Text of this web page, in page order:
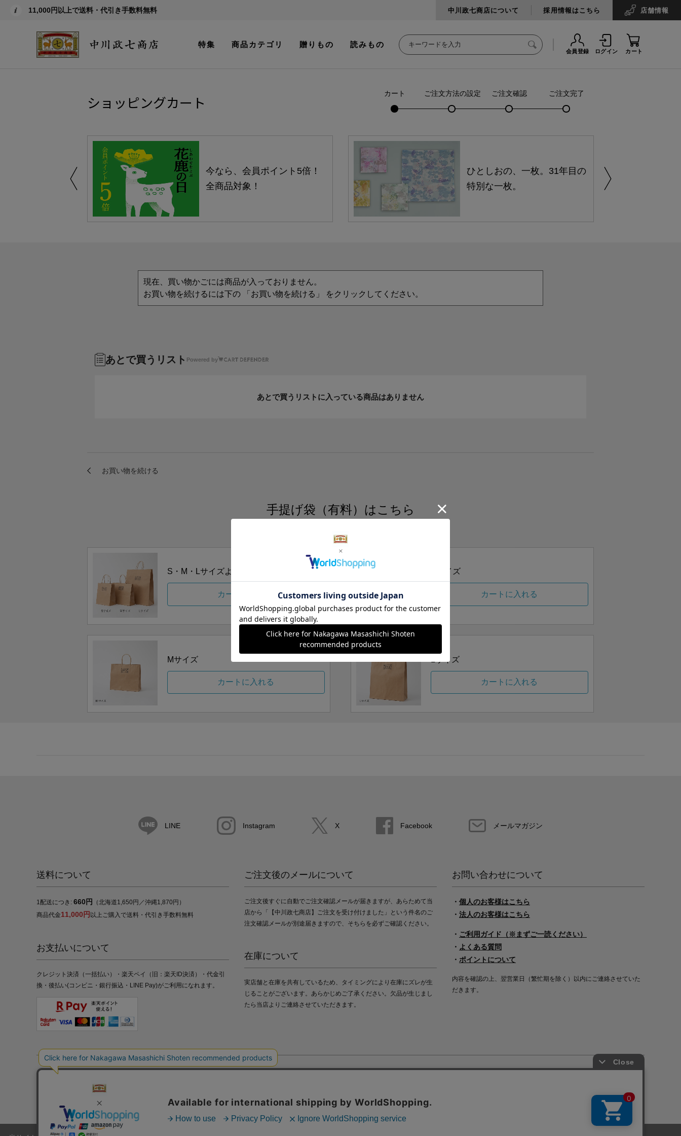
11,000円以上で送料・代引き手数料無料 中川政七商店について 採用情報はこちら 店舗情報
特集 商品カテゴリ 贈りもの 読みもの
会員登録 ログイン カート
ショッピングカート カート ご注文方法の設定 ご注文確認 ご注文完了
今なら、会員ポイント5倍！
全商品対象！
ひとしおの、一枚。31年目の
特別な一枚。
現在、買い物かごには商品が入っておりません。
お買い物を続けるには下の 「お買い物を続ける」 をクリックしてください。
あとで買うリスト Powered by
あとで買うリストに入っている商品はありません
手提げ袋（有料）はこちら
S・M・Lの3つサイズをご用意しております。
S・M・Lサイズより当店にお任せ
カートに入れる
Sサイズ
カートに入れる
Mサイズ
カートに入れる
Lサイズ
カートに入れる
LINE Instagram X Facebook メールマガジン
送料について
1配送につき: 660円
（北海道1,650円／沖縄1,870円）
商品代金11,000円 以上ご購入で送料・代引き手数料無料
お支払いについて
クレジット決済（一括払い）・楽天ペイ（旧：楽天ID決済）・代金引
換・後払い(コンビニ・銀行振込・LINE Pay)がご利用になれます。
ご注文後のメールについて
ご注文後すぐに自動でご注文確認メールが届きますが、あらためて当
店から「【中川政七商店】ご注文を受け付けました」という件名のご
注文確認メールが別途届きますので、そちらを必ずご確認ください。
在庫について
実店舗と在庫を共有しているため、タイミングにより在庫にズレが生
じることがございます。あらかじめご了承ください。欠品が生じまし
たら当店よりご連絡させていただきます。
お問い合わせについて
・ 個人のお客様はこちら
・ 法人のお客様はこちら
・ ご利用ガイド（※まずご一読ください）
・ よくある質問
・ ポイントについて
内容を確認の上、翌営業日（繁忙期を除く）以内にご連絡させていた
だきます。
プライバシーポリシー